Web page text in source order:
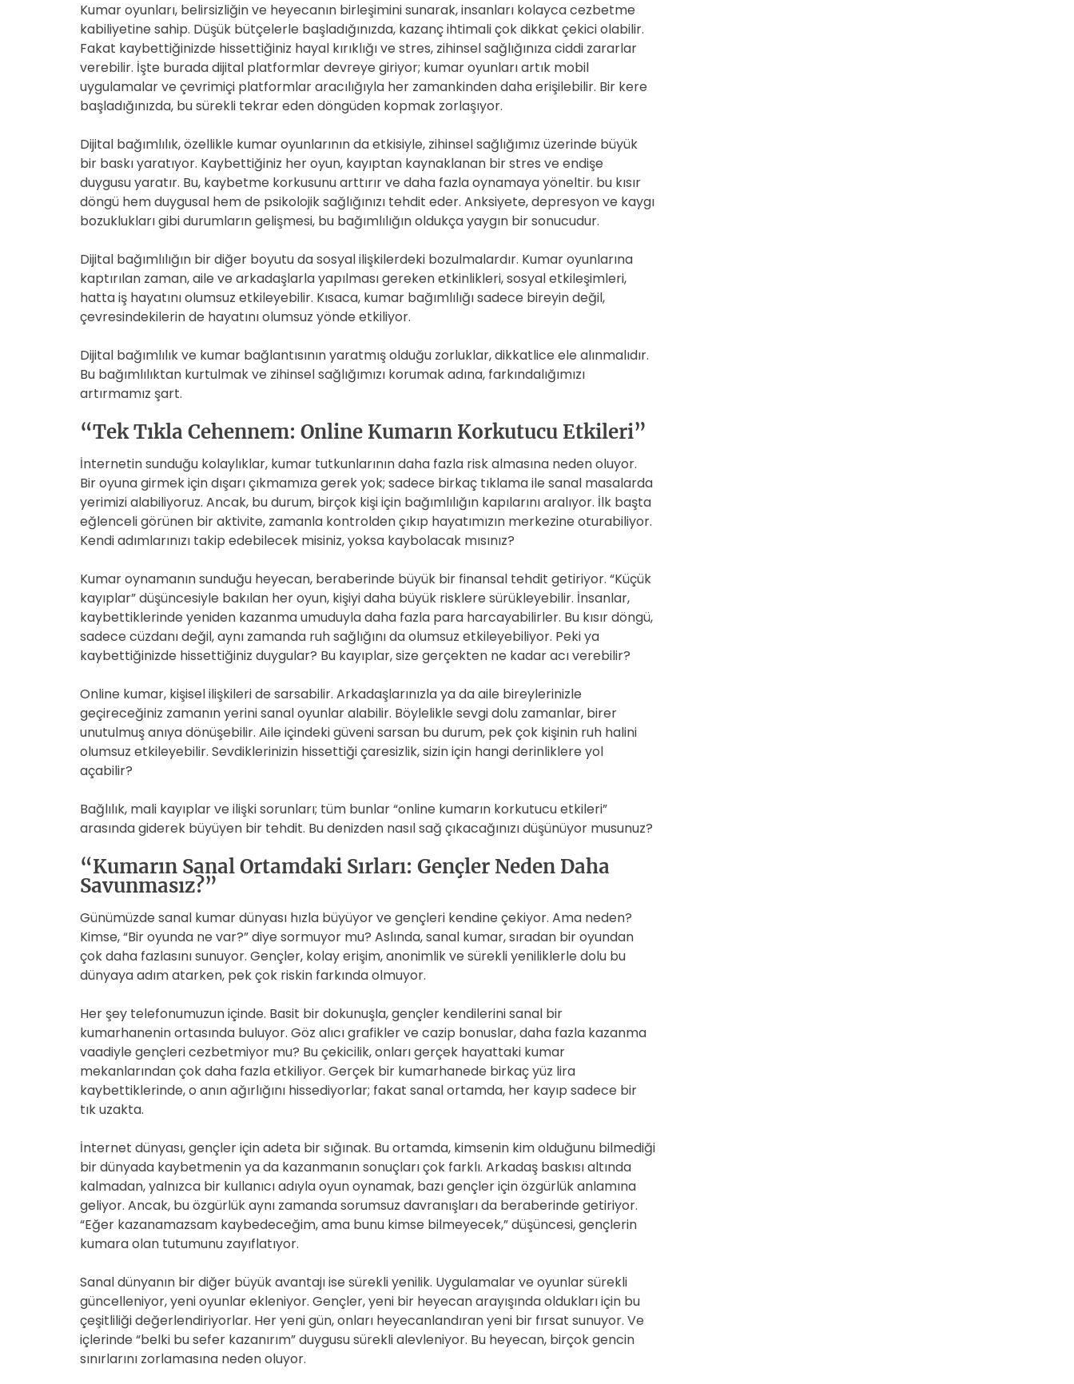
Kumar oyunları, belirsizliğin ve heyecanın birleşimini sunarak, insanları kolayca cezbetme
kabiliyetine sahip. Düşük bütçelerle başladığınızda, kazanç ihtimali çok dikkat çekici olabilir.
Fakat kaybettiğinizde hissettiğiniz hayal kırıklığı ve stres, zihinsel sağlığınıza ciddi zararlar
verebilir. İşte burada dijital platformlar devreye giriyor; kumar oyunları artık mobil
uygulamalar ve çevrimiçi platformlar aracılığıyla her zamankinden daha erişilebilir. Bir kere
başladığınızda, bu sürekli tekrar eden döngüden kopmak zorlaşıyor.
Dijital bağımlılık, özellikle kumar oyunlarının da etkisiyle, zihinsel sağlığımız üzerinde büyük
bir baskı yaratıyor. Kaybettiğiniz her oyun, kayıptan kaynaklanan bir stres ve endişe
duygusu yaratır. Bu, kaybetme korkusunu arttırır ve daha fazla oynamaya yöneltir. bu kısır
döngü hem duygusal hem de psikolojik sağlığınızı tehdit eder. Anksiyete, depresyon ve kaygı
bozuklukları gibi durumların gelişmesi, bu bağımlılığın oldukça yaygın bir sonucudur.
Dijital bağımlılığın bir diğer boyutu da sosyal ilişkilerdeki bozulmalardır. Kumar oyunlarına
kaptırılan zaman, aile ve arkadaşlarla yapılması gereken etkinlikleri, sosyal etkileşimleri,
hatta iş hayatını olumsuz etkileyebilir. Kısaca, kumar bağımlılığı sadece bireyin değil,
çevresindekilerin de hayatını olumsuz yönde etkiliyor.
Dijital bağımlılık ve kumar bağlantısının yaratmış olduğu zorluklar, dikkatlice ele alınmalıdır.
Bu bağımlılıktan kurtulmak ve zihinsel sağlığımızı korumak adına, farkındalığımızı
artırmamız şart.
“Tek Tıkla Cehennem: Online Kumarın Korkutucu Etkileri”
İnternetin sunduğu kolaylıklar, kumar tutkunlarının daha fazla risk almasına neden oluyor.
Bir oyuna girmek için dışarı çıkmamıza gerek yok; sadece birkaç tıklama ile sanal masalarda
yerimizi alabiliyoruz. Ancak, bu durum, birçok kişi için bağımlılığın kapılarını aralıyor. İlk başta
eğlenceli görünen bir aktivite, zamanla kontrolden çıkıp hayatımızın merkezine oturabiliyor.
Kendi adımlarınızı takip edebilecek misiniz, yoksa kaybolacak mısınız?
Kumar oynamanın sunduğu heyecan, beraberinde büyük bir finansal tehdit getiriyor. “Küçük
kayıplar” düşüncesiyle bakılan her oyun, kişiyi daha büyük risklere sürükleyebilir. İnsanlar,
kaybettiklerinde yeniden kazanma umuduyla daha fazla para harcayabilirler. Bu kısır döngü,
sadece cüzdanı değil, aynı zamanda ruh sağlığını da olumsuz etkileyebiliyor. Peki ya
kaybettiğinizde hissettiğiniz duygular? Bu kayıplar, size gerçekten ne kadar acı verebilir?
Online kumar, kişisel ilişkileri de sarsabilir. Arkadaşlarınızla ya da aile bireylerinizle
geçireceğiniz zamanın yerini sanal oyunlar alabilir. Böylelikle sevgi dolu zamanlar, birer
unutulmuş anıya dönüşebilir. Aile içindeki güveni sarsan bu durum, pek çok kişinin ruh halini
olumsuz etkileyebilir. Sevdiklerinizin hissettiği çaresizlik, sizin için hangi derinliklere yol
açabilir?
Bağlılık, mali kayıplar ve ilişki sorunları; tüm bunlar “online kumarın korkutucu etkileri”
arasında giderek büyüyen bir tehdit. Bu denizden nasıl sağ çıkacağınızı düşünüyor musunuz?
“Kumarın Sanal Ortamdaki Sırları: Gençler Neden Daha
Savunmasız?”
Günümüzde sanal kumar dünyası hızla büyüyor ve gençleri kendine çekiyor. Ama neden?
Kimse, “Bir oyunda ne var?” diye sormuyor mu? Aslında, sanal kumar, sıradan bir oyundan
çok daha fazlasını sunuyor. Gençler, kolay erişim, anonimlik ve sürekli yeniliklerle dolu bu
dünyaya adım atarken, pek çok riskin farkında olmuyor.
Her şey telefonumuzun içinde. Basit bir dokunuşla, gençler kendilerini sanal bir
kumarhanenin ortasında buluyor. Göz alıcı grafikler ve cazip bonuslar, daha fazla kazanma
vaadiyle gençleri cezbetmiyor mu? Bu çekicilik, onları gerçek hayattaki kumar
mekanlarından çok daha fazla etkiliyor. Gerçek bir kumarhanede birkaç yüz lira
kaybettiklerinde, o anın ağırlığını hissediyorlar; fakat sanal ortamda, her kayıp sadece bir
tık uzakta.
İnternet dünyası, gençler için adeta bir sığınak. Bu ortamda, kimsenin kim olduğunu bilmediği
bir dünyada kaybetmenin ya da kazanmanın sonuçları çok farklı. Arkadaş baskısı altında
kalmadan, yalnızca bir kullanıcı adıyla oyun oynamak, bazı gençler için özgürlük anlamına
geliyor. Ancak, bu özgürlük aynı zamanda sorumsuz davranışları da beraberinde getiriyor.
“Eğer kazanamazsam kaybedeceğim, ama bunu kimse bilmeyecek,” düşüncesi, gençlerin
kumara olan tutumunu zayıflatıyor.
Sanal dünyanın bir diğer büyük avantajı ise sürekli yenilik. Uygulamalar ve oyunlar sürekli
güncelleniyor, yeni oyunlar ekleniyor. Gençler, yeni bir heyecan arayışında oldukları için bu
çeşitliliği değerlendiriyorlar. Her yeni gün, onları heyecanlandıran yeni bir fırsat sunuyor. Ve
içlerinde “belki bu sefer kazanırım” duygusu sürekli alevleniyor. Bu heyecan, birçok gencin
sınırlarını zorlamasına neden oluyor.